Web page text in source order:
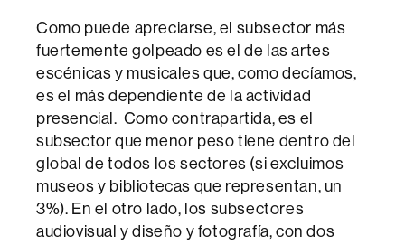
Como puede apreciarse, el subsector más
fuertemente golpeado es el de las artes
escénicas y musicales que, como decíamos,
es el más dependiente de la actividad
presencial. Como contrapartida, es el
subsector que menor peso tiene dentro del
global de todos los sectores (si excluimos
museos y bibliotecas que representan, un
3%). En el otro lado, los subsectores
audiovisual y diseño y fotografía, con dos